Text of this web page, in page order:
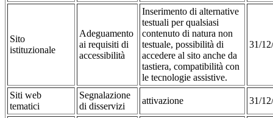
Sito
istituzionale
Adeguamento
ai requisiti di
accessibilità
Inserimento di alternative
testuali per qualsiasi
contenuto di natura non
testuale, possibilità di
accedere al sito anche da
tastiera, compatibilità con
le tecnologie assistive.
31/
Siti web
tematici
Segnalazione
di disservizi
attivazione 31/